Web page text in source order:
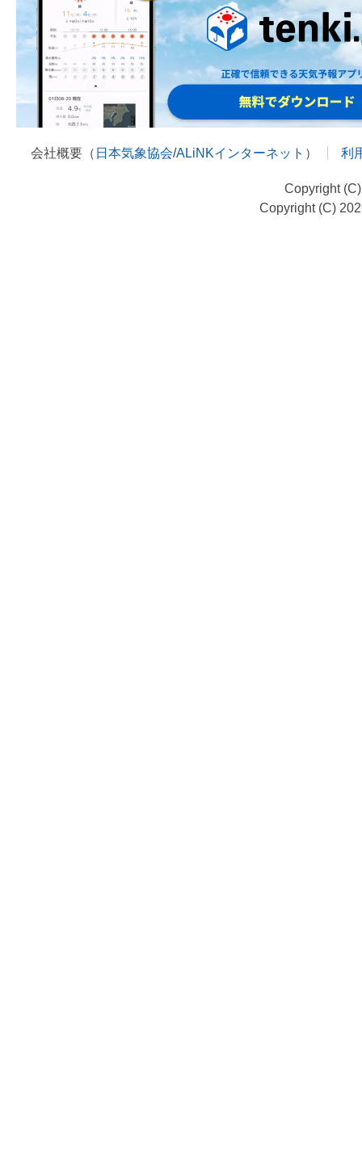
会社概要（ 日本気象協会/ALiNKインターネット ） 利
Copyright
Copyright (C)